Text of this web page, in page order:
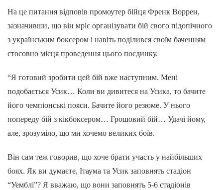
На це питання відповів промоутер бійця Френк Воррен,
зазначивши, що він мріє організувати бій свого підопічного
з українським боксером і навіть поділився своїм баченням
стосовно місця проведення цього поєдинку.
“Я готовий зробити цей бій вже наступним. Мені
подобається Усик… Коли ви дивитеся на Усика, то бачите
його чемпіонські пояси. Бачите його резюме. У нього
попереду бій з кікбоксером… Грошовий бій… Удачі йому,
але, зрозуміло, що ми хочемо великих боїв.
Він сам теж говорив, що хоче брати участь у найбільших
боях. Як ви думаєте, Ітаума та Усик заповнять стадіон
“Уемблі”? Я вважаю, що вони заповнять 5-6 стадіонів